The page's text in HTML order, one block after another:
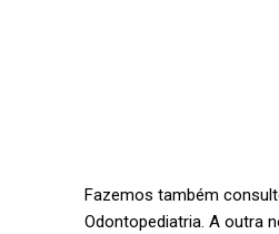
Fazemos também
Odontopediatria. A outra